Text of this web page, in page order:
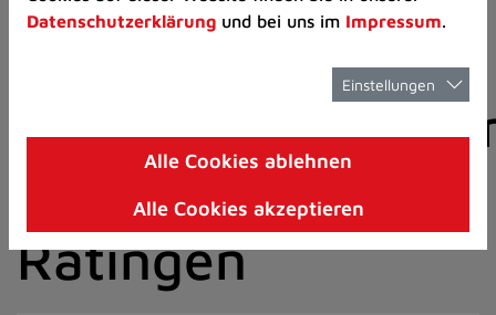
M)
Zur
8)
I)
der Stadt
Ratingen
Datenschutzerklärung und bei uns im Impressum.
Einstellungen
Alle Cookies ablehnen
Alle Cookies akzeptieren